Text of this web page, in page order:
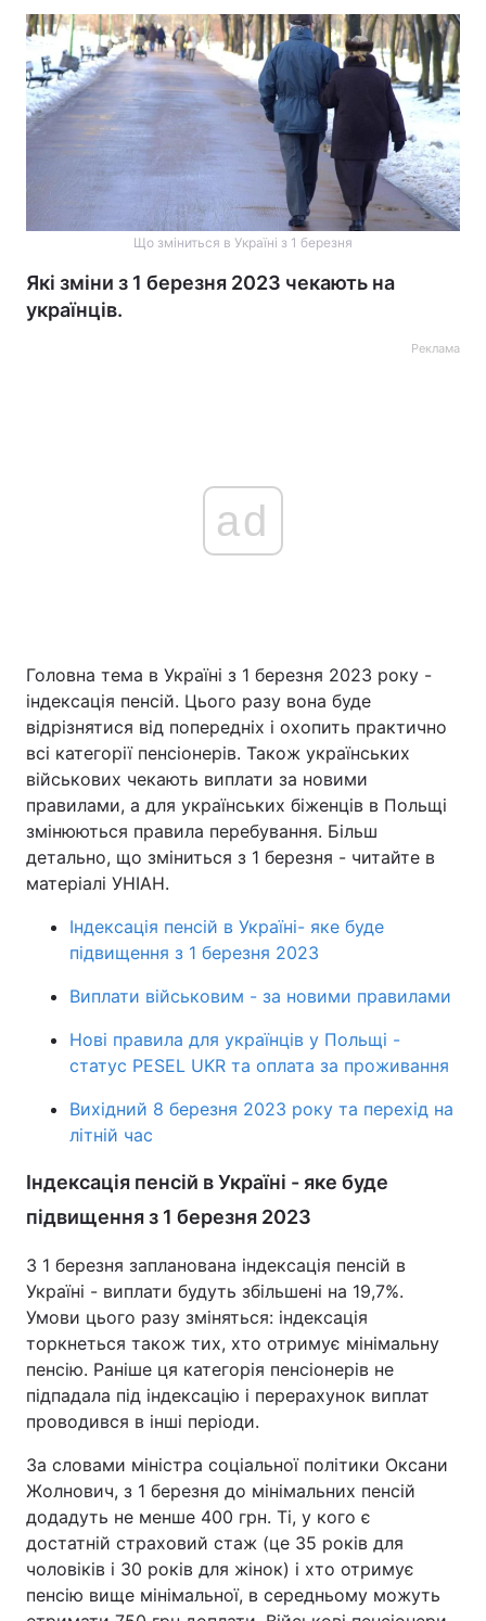
Що зміниться в Україні з 1 березня
Які зміни з 1 березня 2023 чекають на
українців.
Реклама
ad
Головна тема в Україні з 1 березня 2023 року -
індексація пенсій. Цього разу вона буде
відрізнятися від попередніх і охопить практично
всі категорії пенсіонерів. Також українських
військових чекають виплати за новими
правилами, а для українських біженців в Польщі
змінюються правила перебування. Більш
детально, що зміниться з 1 березня - читайте в
матеріалі УНІАН.
Індексація пенсій в Україні- яке буде
підвищення з 1 березня 2023
Виплати військовим - за новими правилами
Нові правила для українців у Польщі -
статус PESEL UKR та оплата за проживання
Вихідний 8 березня 2023 року та перехід на
літній час
Індексація пенсій в Україні - яке буде
підвищення з 1 березня 2023
З 1 березня запланована індексація пенсій в
Україні - виплати будуть збільшені на 19,7%.
Умови цього разу зміняться: індексація
торкнеться також тих, хто отримує мінімальну
пенсію. Раніше ця категорія пенсіонерів не
підпадала під індексацію і перерахунок виплат
проводився в інші періоди.
За словами міністра соціальної політики Оксани
Жолнович, з 1 березня до мінімальних пенсій
додадуть не менше 400 грн. Ті, у кого є
достатній страховий стаж (це 35 років для
чоловіків і 30 років для жінок) і хто отримує
пенсію вище мінімальної, в середньому можуть